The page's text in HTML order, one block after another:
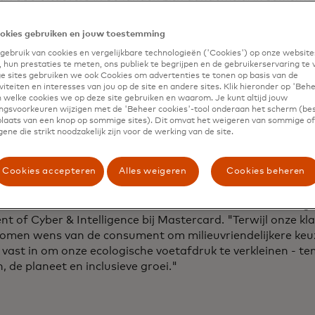
om meer dan 168 miljoen kaarten in hun
en biogebaseerde materialen. De aankondiging van
verder en vormt tegelijkertijd een aanvulling
innovatieve, digital-first kaartprogramma's te leveren
kaartaanbod volledig elimineren.
regelwijziging worden alle nieuw gemaakte kaarten
om hun samenstelling en duurzaamheidsclaims te
wordt vervolgens gevalideerd door een
leiden en geven we vorm aan het collectieve
of Cyber & Intelligence bij Mastercard. "Terwijl onze
wens van de consument om milieuvriendelijkere
in om onze ecologische voetafdruk te verkleinen -
de planeet en inclusieve groei."
gebruiken en jouw toestemming
van cookies en vergelijkbare technologieën ('Cookies') op onze
hun prestaties te meten, ons publiek te begrijpen en de gebruikerservaring te
sites gebruiken we ook Cookies om advertenties te tonen op basis van de
en interesses van jou op de site en andere sites. Klik hieronder op
welke cookies we op deze site gebruiken en waarom. Je kunt altijd jouw
wijzigen met de 'Beheer cookies'-tool onderaan het scherm
van een knop op sommige sites). Dit omvat het weigeren van sommige of
die strikt noodzakelijk zijn voor de werking van de site.
Cookies accepteren Alles weigeren Cookies beheren